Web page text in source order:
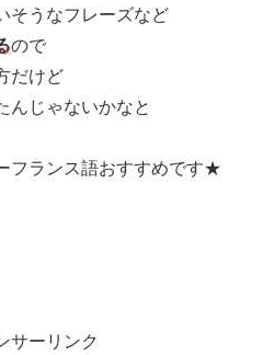
そうなフレーズなど
ので
だけど
んじゃないかなと
フランス語おすすめです★
サーリンク